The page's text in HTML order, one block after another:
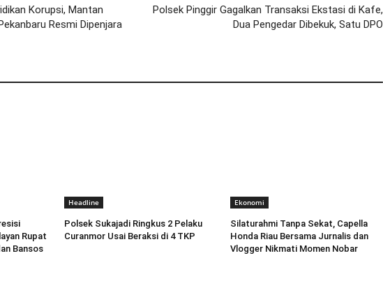
Korupsi, Mantan
Resmi Dipenjara
Polsek Pinggir Gagalkan Transaksi Ekstasi di Kafe,
Dua Pengedar Dibekuk, Satu DPO
Rupat
Bansos
Headline
Polsek Sukajadi Ringkus 2 Pelaku
Curanmor Usai Beraksi di 4 TKP
Ekonomi
Silaturahmi Tanpa Sekat, Capella
Honda Riau Bersama Jurnalis dan
Vlogger Nikmati Momen Nobar